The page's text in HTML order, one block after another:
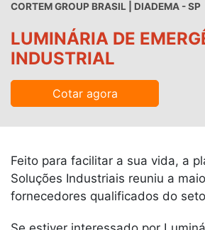
CORTEM GROUP BRASIL | DIADEMA - SP
LUMINÁRIA DE
INDUSTRIAL
Cotar agora
Feito para facilitar a sua vida, a
Soluções Industriais reuniu a
fornecedores qualificados do